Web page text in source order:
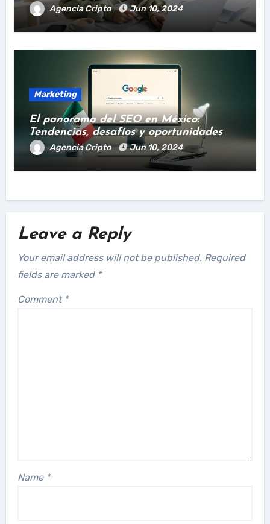
Agencia Cripto Jun 10, 2024
Marketing
El panorama del SEO en México:
Tendencias, desafíos y oportunidades
Agencia Cripto Jun 10, 2024
Leave a Reply
Your email address will not be published. Required
fields are marked *
Comment *
Name *